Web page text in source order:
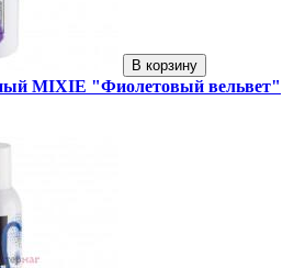
В корзину
MIXIE "Фиолетовый вельвет"